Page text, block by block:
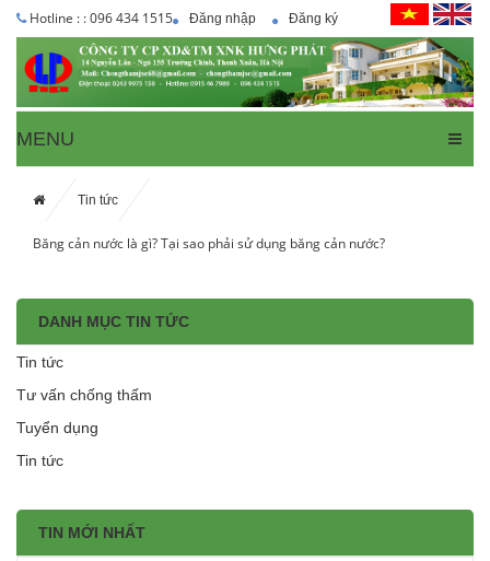
Hotline : : 096 434 1515 Đăng nhập Đăng ký
MENU
Tin tức
Băng cản nước là gì? Tại sao phải sử dụng băng cản nước?
DANH MỤC TIN TỨC
Tin tức
Tư vấn chống thấm
Tuyển dụng
Tin tức
TIN MỚI NHẤT